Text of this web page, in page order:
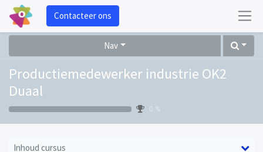
Contacteer ons
Nav
Productiemedewerker industrie OK2
Duaal
0 %
Inhoud cursus